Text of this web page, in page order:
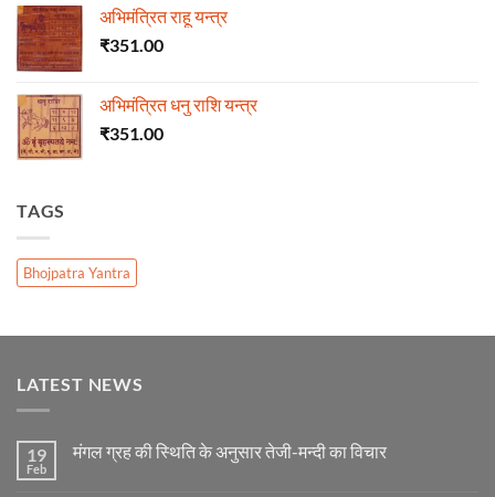
अभिमंत्रित राहू यन्त्र
₹351.00
अभिमंत्रित धनु राशि यन्त्र
₹351.00
TAGS
Bhojpatra Yantra
LATEST NEWS
19
Feb
मंगल ग्रह की स्थिति के अनुसार तेजी-मन्दी का विचार